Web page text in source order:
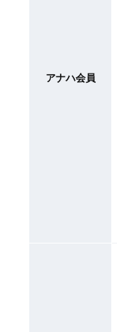
アナハ会員